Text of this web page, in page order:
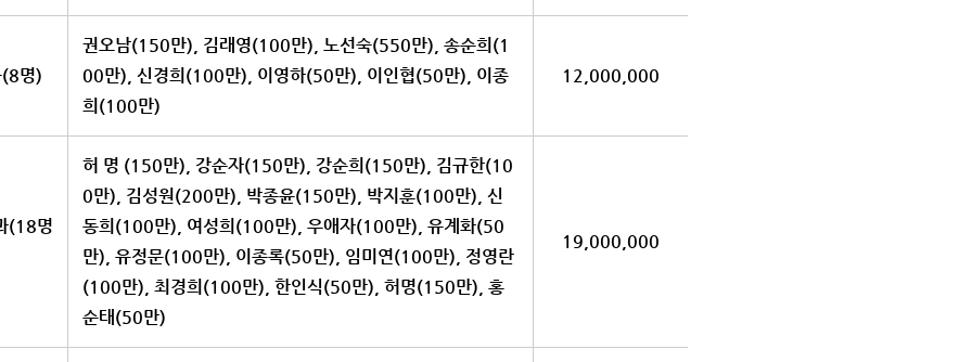
(8명)
권오남(150만), 김래영(100만), 노선숙(550만), 송순희(1
00만), 신경희(100만), 이영하(50만), 이인협(50만), 이종
희(100만)
12,000,000
(18명
허 명 (150만), 강순자(150만), 강순희(150만), 김규한(10
0만), 김성원(200만), 박종윤(150만), 박지훈(100만), 신
동희(100만), 여성희(100만), 우애자(100만), 유계화(50
만), 유정문(100만), 이종록(50만), 임미연(100만), 정영란
(100만), 최경희(100만), 한인식(50만), 허명(150만), 홍
순태(50만)
19,000,000